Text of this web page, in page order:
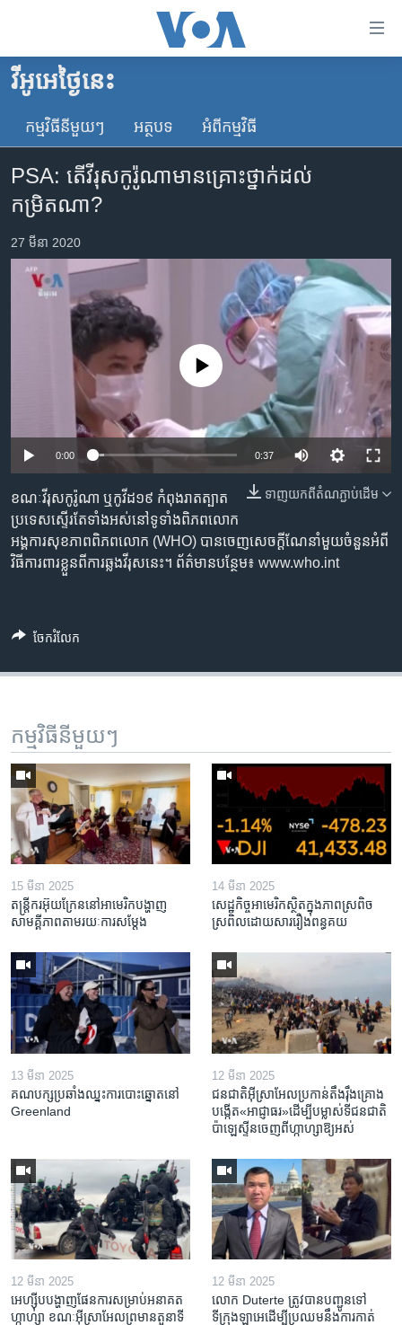
គេហទំព័រ​
ទាក់ទង
និង​
ចូល​
ទំព័រ​
ព័ត៌មាន​​
រំលង​
ចូល​
ទៅ​
កាន់​
ទំព័រ​
កម្ពុជា
អន្តរជាតិ
កម្ពុជាច្នៃប្រតិដ្ឋ
ព្រឹត្តិការណ៍ព័ត៌មាន
ទូរទស្សន៍ / វីដេអូ​
វិទ្យុ / ផតខាសថ៍
កម្មវិធីទាំងអស់
Khmer English
ភាសា
វីអូអេថ្ងៃនេះ
កម្មវិធី​នីមួយៗ អត្ថបទ​ អំពី​កម្មវិធី​
PSA: តើវីរុសកូរ៉ូណាមានគ្រោះថ្នាក់ដល់
កម្រិតណា?
27 មីនា 2020
No media source currently available
0:00 0:37
ទាញ​យក​ពី​តំណភ្ជាប់​ដើម
ខណៈវីរុសកូរ៉ូណា ឬកូវីដ១៩ កំពុងរាតត្បាត
ប្រទេសស្ទើរតែទាំងអស់នៅទូទាំងពិភពលោក
អង្គការសុខភាពពិភពលោក (WHO) បានចេញសេចក្តីណែនាំមួយចំនួនអំពី
វិធីការពារខ្លួនពីការឆ្លងវីរុសនេះ។ ព័ត៌មានបន្ថែម៖ www.who.int
ចែករំលែក
កម្មវិធី​នីមួយៗ
15 មីនា 2025
តន្ត្រីករ​អ៊ុយក្រែន​នៅ​អាមេរិក​បង្ហាញ​
សាមគ្គីភាព​តាម​រយៈ​ការសម្តែង
14 មីនា 2025
សេដ្ឋកិច្ច​អាមេរិក​ស្ថិត​ក្នុង​ភាពស្រពិច
ស្រពិល​ដោយសារ​រឿង​ពន្ធគយ
13 មីនា 2025
គណបក្ស​ប្រឆាំង​ឈ្នះ​ការបោះឆ្នោត​នៅ
Greenland
12 មីនា 2025
ជនជាតិ​អ៊ីស្រាអែល​ប្រកាន់​តឹងរ៉ឹង​គ្រោង​
បង្កើត​«អាជ្ញាធរ‍»​ដើម្បី​បម្លាស់​ទី​ជនជាតិ​
ប៉ាឡេស្ទីន​ចេញពី​ហ្កាហ្សា​ឱ្យ​អស់
12 មីនា 2025
អេហ្ស៊ីប​បង្ហាញ​ផែនការ​សម្រាប់​អនាគត​
ហ្កាហ្សា ខណៈ​អ៊ីស្រាអែល​ព្រមាន​តួនាទី​
12 មីនា 2025
លោក Duterte ត្រូវ​បាន​បញ្ជូនទៅ
ទីក្រុងឡាអេ​ដើម្បី​ប្រឈម​នឹង​ការកាត់